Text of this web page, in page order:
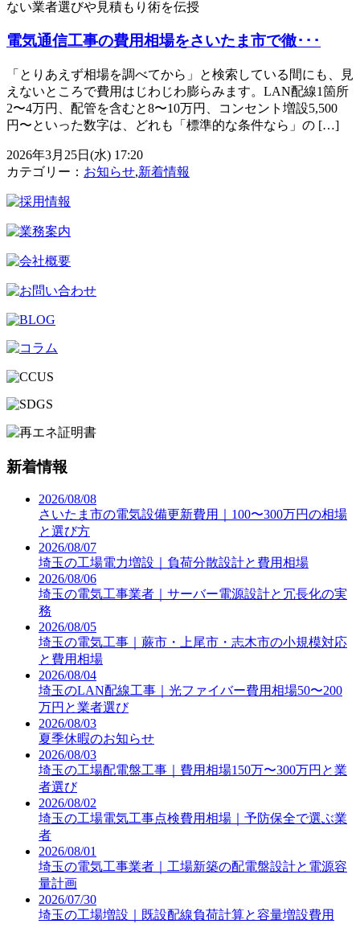
電気通信工事の費用相場をさいたま市で徹･･･
「とりあえず相場を調べてから」と検索している間にも、見
えないところで費用はじわじわ膨らみます。LAN配線1箇所
2〜4万円、配管を含むと8〜10万円、コンセント増設5,500
円〜といった数字は、どれも「標準的な条件なら」の […]
2026年3月25日(水) 17:20
カテゴリー： お知らせ,新着情報
新着情報
2026/08/08
さいたま市の電気設備更新費用｜100〜300万円の相場
と選び方
2026/08/07
埼玉の工場電力増設｜負荷分散設計と費用相場
2026/08/06
埼玉の電気工事業者｜サーバー電源設計と冗長化の実
務
2026/08/05
埼玉の電気工事｜蕨市・上尾市・志木市の小規模対応
と費用相場
2026/08/04
埼玉のLAN配線工事｜光ファイバー費用相場50〜200
万円と業者選び
2026/08/03
夏季休暇のお知らせ
2026/08/03
埼玉の工場配電盤工事｜費用相場150万〜300万円と業
者選び
2026/08/02
埼玉の工場電気工事点検費用相場｜予防保全で選ぶ業
者
2026/08/01
埼玉の電気工事業者｜工場新築の配電盤設計と電源容
量計画
2026/07/30
埼玉の工場増設｜既設配線負荷計算と容量増設費用